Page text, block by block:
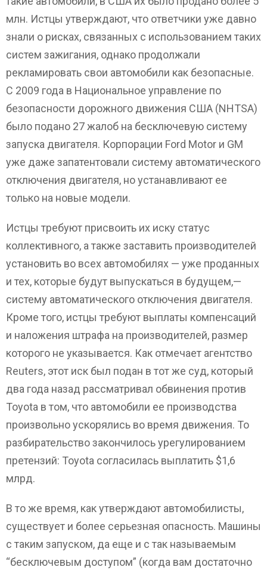
млн. Истцы утверждают, что ответчики уже давно
знали о рисках, связанных с использованием таких
систем зажигания, однако продолжали
рекламировать свои автомобили как безопасные.
С 2009 года в Национальное управление по
безопасности дорожного движения США (NHTSA)
было подано 27 жалоб на бесключевую систему
запуска двигателя. Корпорации Ford Motor и GM
уже даже запатентовали систему автоматического
отключения двигателя, но устанавливают ее
только на новые модели.
Истцы требуют присвоить их иску статус
коллективного, а также заставить производителей
установить во всех автомобилях — уже проданных
и тех, которые будут выпускаться в будущем,—
систему автоматического отключения двигателя.
Кроме того, истцы требуют выплаты компенсаций
и наложения штрафа на производителей, размер
которого не указывается. Как отмечает агентство
Reuters, этот иск был подан в тот же суд, который
два года назад рассматривал обвинения против
Toyota в том, что автомобили ее производства
произвольно ускорялись во время движения. То
разбирательство закончилось урегулированием
претензий: Toyota согласилась выплатить $1,6
млрд.
В то же время, как утверждают автомобилисты,
существует и более серьезная опасность. Машины
с таким запуском, да еще и с так называемым
“бесключевым доступом” (когда вам достаточно